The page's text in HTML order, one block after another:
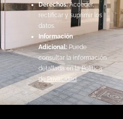
Derechos:Acceder,
rectificar y suprimir los
datos.
Información
Adicional: Puede
consultar la información
detallada en laPolítica
de Privacidad.